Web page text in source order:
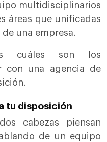
multidisciplinarios
áreas que unificadas
una empresa.
cuáles son los
con una agencia de
tu disposición
cabezas piensan
de un equipo